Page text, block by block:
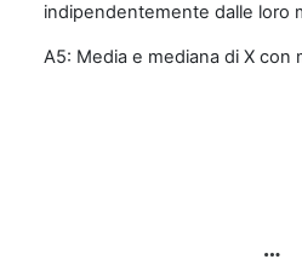
indipendentemente dalle loro
A5: Media e mediana di X con